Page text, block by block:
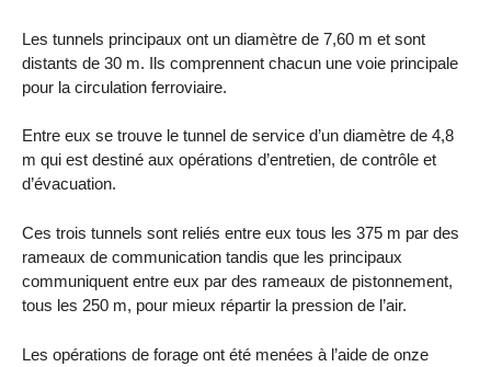
Les tunnels principaux ont un diamètre de 7,60 m et sont
distants de 30 m. Ils comprennent chacun une voie principale
pour la circulation ferroviaire.
Entre eux se trouve le tunnel de service d’un diamètre de 4,8
m qui est destiné aux opérations d’entretien, de contrôle et
d’évacuation.
Ces trois tunnels sont reliés entre eux tous les 375 m par des
rameaux de communication tandis que les principaux
communiquent entre eux par des rameaux de pistonnement,
tous les 250 m, pour mieux répartir la pression de l’air.
Les opérations de forage ont été menées à l’aide de onze